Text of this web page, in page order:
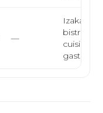
—
Izakaya
cuisine